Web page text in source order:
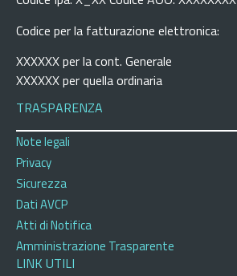
Codice per la fatturazione elettronica:
XXXXXX per la cont. Generale
XXXXXX per quella ordinaria
TRASPARENZA
Note legali
Privacy
Sicurezza
Dati AVCP
Atti di Notifica
Amministrazione Trasparente
LINK UTILI